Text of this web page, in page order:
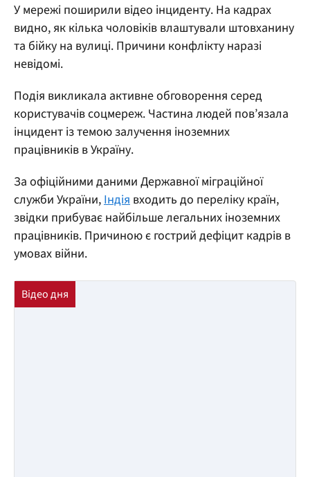
У мережі поширили відео інциденту. На кадрах
видно, як кілька чоловіків влаштували штовханину
та бійку на вулиці. Причини конфлікту наразі
невідомі.
Подія викликала активне обговорення серед
користувачів соцмереж. Частина людей пов’язала
інцидент із темою залучення іноземних
працівників в Україну.
За офіційними даними Державної міграційної
служби України, Індія входить до переліку країн,
звідки прибуває найбільше легальних іноземних
працівників. Причиною є гострий дефіцит кадрів в
умовах війни.